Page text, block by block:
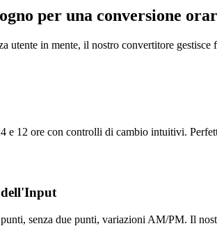
per una conversione
utente in mente, il nostro convertitore
e 12 ore con controlli di cambio intuitivi.
dell'Input
senza due punti, variazioni AM/PM. Il